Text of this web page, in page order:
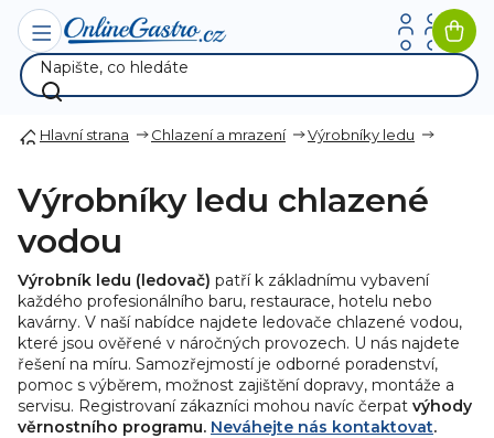
Přejít
obsah
Hlavní strana Chlazení a mrazení Výrobníky ledu
Výrobníky ledu chlazené
vodou
Výrobník ledu (ledovač) patří k základnímu vybavení
každého profesionálního baru, restaurace, hotelu nebo
kavárny. V naší nabídce najdete ledovače chlazené vodou,
které jsou ověřené v náročných provozech. U nás najdete
řešení na míru. Samozřejmostí je odborné poradenství,
pomoc s výběrem, možnost zajištění dopravy, montáže a
servisu. Registrovaní zákazníci mohou navíc čerpat výhody
věrnostního programu. Neváhejte nás kontaktovat.